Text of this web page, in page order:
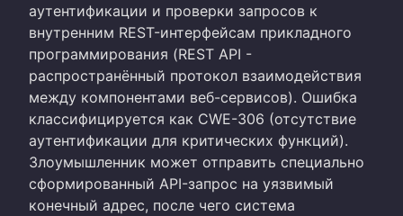
аутентификации и проверки запросов к
внутренним REST-интерфейсам прикладного
программирования (REST API -
распространённый протокол взаимодействия
между компонентами веб-сервисов). Ошибка
классифицируется как CWE-306 (отсутствие
аутентификации для критических функций).
Злоумышленник может отправить специально
сформированный API-запрос на уязвимый
конечный адрес, после чего система